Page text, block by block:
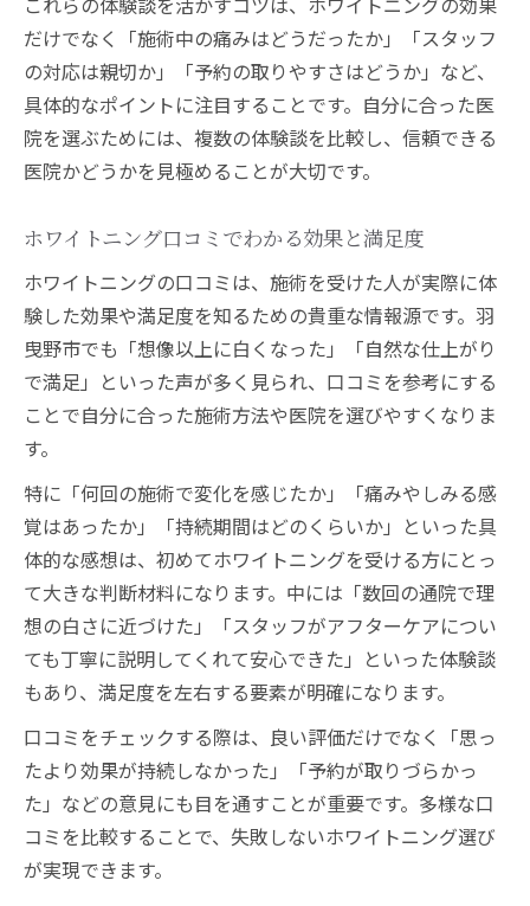
だけでなく「施術中の痛みはどうだったか」「スタッフ
の対応は親切か」「予約の取りやすさはどうか」など、
具体的なポイントに注目することです。自分に合った医
院を選ぶためには、複数の体験談を比較し、信頼できる
医院かどうかを見極めることが大切です。
ホワイトニング口コミでわかる効果と満足度
ホワイトニングの口コミは、施術を受けた人が実際に体
験した効果や満足度を知るための貴重な情報源です。羽
曳野市でも「想像以上に白くなった」「自然な仕上がり
で満足」といった声が多く見られ、口コミを参考にする
ことで自分に合った施術方法や医院を選びやすくなりま
す。
特に「何回の施術で変化を感じたか」「痛みやしみる感
覚はあったか」「持続期間はどのくらいか」といった具
体的な感想は、初めてホワイトニングを受ける方にとっ
て大きな判断材料になります。中には「数回の通院で理
想の白さに近づけた」「スタッフがアフターケアについ
ても丁寧に説明してくれて安心できた」といった体験談
もあり、満足度を左右する要素が明確になります。
口コミをチェックする際は、良い評価だけでなく「思っ
たより効果が持続しなかった」「予約が取りづらかっ
た」などの意見にも目を通すことが重要です。多様な口
コミを比較することで、失敗しないホワイトニング選び
が実現できます。